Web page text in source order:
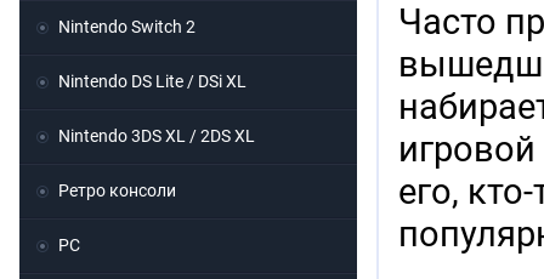
Часто
его,
Nintendo Switch 2
Nintendo DS Lite / DSi XL
Nintendo 3DS XL / 2DS XL
Ретро консоли
PC